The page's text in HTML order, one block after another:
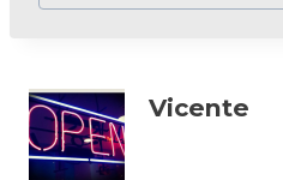
Vicente